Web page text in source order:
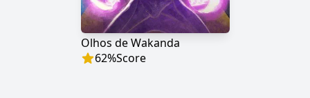
Olhos de Wakanda
62%Score